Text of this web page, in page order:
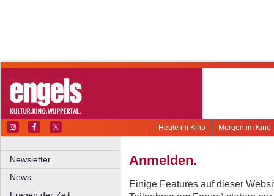
Morgen im Kino
Heute im Kino
Newsletter.
News.
Anmelden.
Einige Features auf dieser